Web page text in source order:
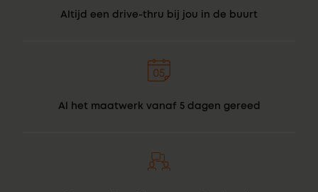
Altijd een drive-thru bij jou in de buurt
Al het maatwerk vanaf 5 dagen gereed